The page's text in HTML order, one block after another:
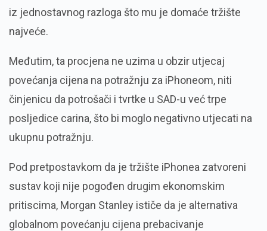
iz jednostavnog razloga što mu je domaće tržište
najveće.
Međutim, ta procjena ne uzima u obzir utjecaj
povećanja cijena na potražnju za iPhoneom, niti
činjenicu da potrošači i tvrtke u SAD-u već trpe
posljedice carina, što bi moglo negativno utjecati na
ukupnu potražnju.
Pod pretpostavkom da je tržište iPhonea zatvoreni
sustav koji nije pogođen drugim ekonomskim
pritiscima, Morgan Stanley ističe da je alternativa
globalnom povećanju cijena prebacivanje